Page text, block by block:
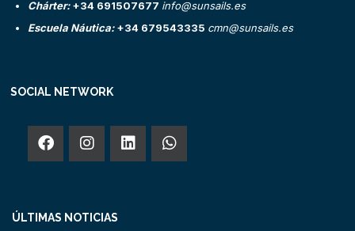
Chárter:+34 691507677 info@sunsails.es
Escuela Náutica:+34 679543335 cmn@sunsails.es
SOCIAL NETWORK
ÚLTIMAS NOTICIAS